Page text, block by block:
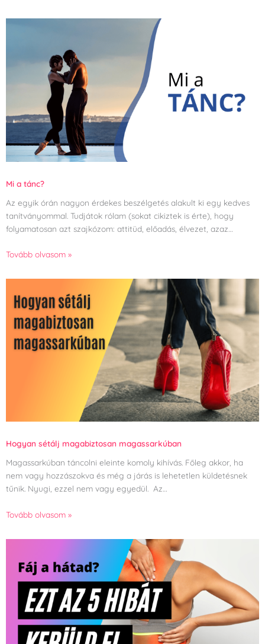
Mi a tánc?
Az egyik órán nagyon érdekes beszélgetés alakult ki egy kedves
tanítványommal. Tudjátok rólam (sokat cikiztek is érte), hogy
folyamatosan azt szajkózom: attitüd, előadás, élvezet, azaz…
Tovább olvasom »
Hogyan sétálj magabiztosan magassarkúban
Magassarkúban táncolni eleinte komoly kihívás. Főleg akkor, ha
nem vagy hozzászokva és még a járás is lehetetlen küldetésnek
tűnik. Nyugi, ezzel nem vagy egyedül. Az…
Tovább olvasom »